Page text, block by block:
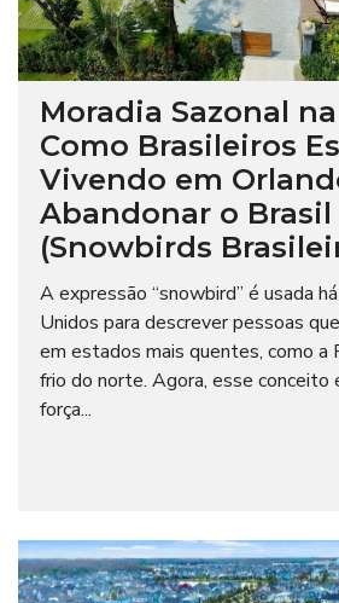
Moradia Sazonal
Como Brasileiros
Vivendo em
Abandonar o Brasil
(Snowbirds
A expressão “snowbird” é usada
Unidos para descrever pessoas
em estados mais quentes, como a
frio do norte. Agora, esse conceito
força...